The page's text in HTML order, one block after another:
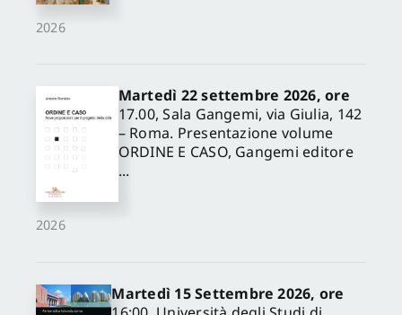
2026
2026
Martedì 22 settembre 2026, ore
17.00, Sala Gangemi, via Giulia, 142
– Roma. Presentazione volume
ORDINE E CASO, Gangemi editore
...
Martedì 15 Settembre 2026, ore